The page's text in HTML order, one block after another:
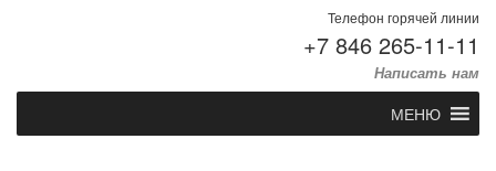
Телефон горячей линии
+7 846 265-11-11
Написать нам
МЕНЮ